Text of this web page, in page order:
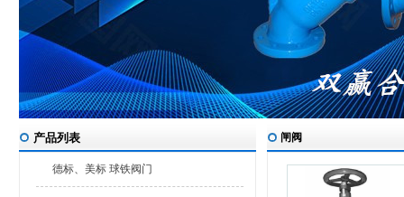
产品列表
德标、美标 球铁阀门
闸阀